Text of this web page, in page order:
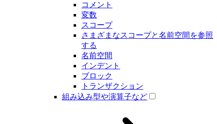
コメント
変数
スコープ
さまざまなスコープと名前空間を参照
する
名前空間
インデント
ブロック
トランザクション
組み込み型や演算子など